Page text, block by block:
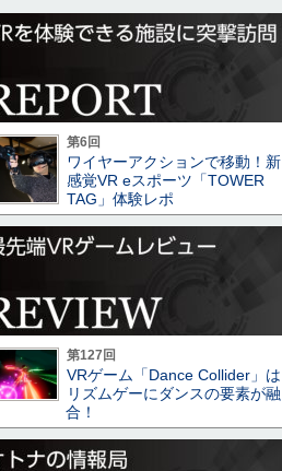
第6回
ワイヤーアクションで移動！新
感覚VR eスポーツ「TOWER
TAG」体験レポ
第127回
VRゲーム「Dance Collider」は
リズムゲーにダンスの要素が融
合！